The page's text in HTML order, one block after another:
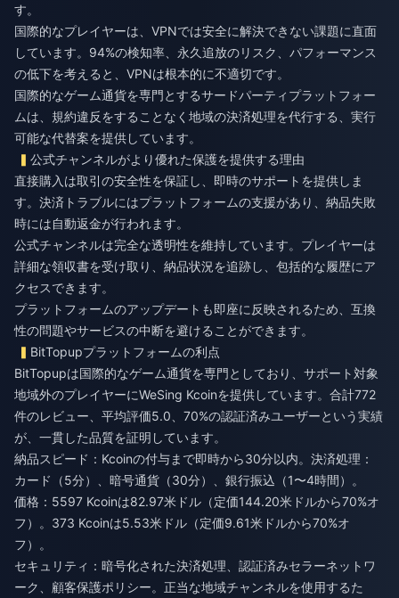
す。
国際的なプレイヤーは、VPNでは安全に解決できない課題に直面
しています。94%の検知率、永久追放のリスク、パフォーマンス
の低下を考えると、VPNは根本的に不適切です。
国際的なゲーム通貨を専門とするサードパーティプラットフォー
ムは、規約違反をすることなく地域の決済処理を代行する、実行
可能な代替案を提供しています。
公式チャンネルがより優れた保護を提供する理由
直接購入は取引の安全性を保証し、即時のサポートを提供しま
す。決済トラブルにはプラットフォームの支援があり、納品失敗
時には自動返金が行われます。
公式チャンネルは完全な透明性を維持しています。プレイヤーは
詳細な領収書を受け取り、納品状況を追跡し、包括的な履歴にア
クセスできます。
プラットフォームのアップデートも即座に反映されるため、互換
性の問題やサービスの中断を避けることができます。
BitTopupプラットフォームの利点
BitTopupは国際的なゲーム通貨を専門としており、サポート対象
地域外のプレイヤーにWeSing Kcoinを提供しています。合計772
件のレビュー、平均評価5.0、70%の認証済みユーザーという実績
が、一貫した品質を証明しています。
納品スピード：Kcoinの付与まで即時から30分以内。決済処理：
カード（5分）、暗号通貨（30分）、銀行振込（1〜4時間）。
価格：5597 Kcoinは82.97米ドル（定価144.20米ドルから70%オ
フ）。373 Kcoinは5.53米ドル（定価9.61米ドルから70%オ
フ）。
セキュリティ：暗号化された決済処理、認証済みセラーネットワ
ーク、顧客保護ポリシー。正当な地域チャンネルを使用するた